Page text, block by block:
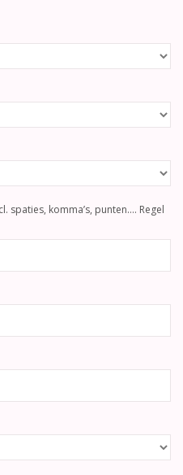
spaties, komma’s, punten…. Regel